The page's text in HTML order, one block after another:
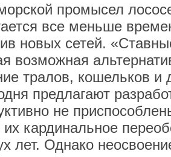
промысел
все меньше
новых сетей.
возможная
тралов, кошельков и
предлагают
не
их кардинальное
лет. Однако